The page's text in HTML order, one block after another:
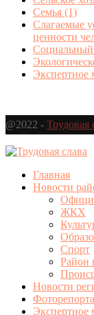
Семья (1)
Слагаемые
ценности
Экспертное
@2022 - Трудовая
Главная
Новости
ЖКХ
Спорт
Район
Новости
Экспертное